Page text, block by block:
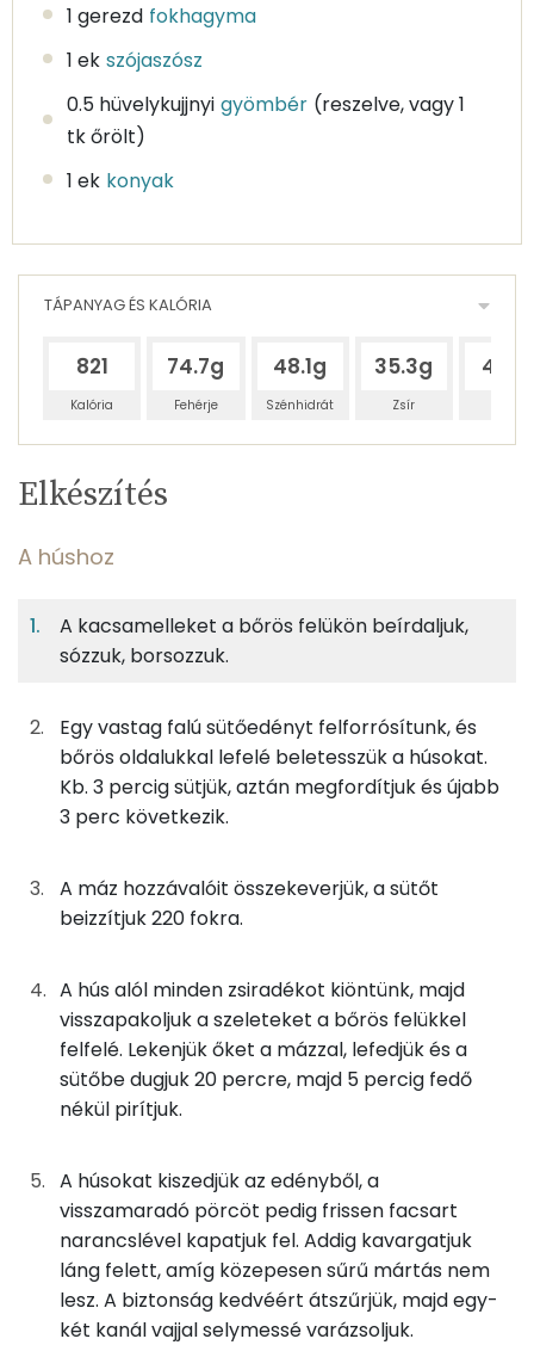
1 gerezd fokhagyma
1 ek szójaszósz
0.5 hüvelykujjnyi gyömbér (reszelve, vagy 1
tk őrölt)
1 ek konyak
TÁPANYAG ÉS KALÓRIA
821
Kalória
74.7g
Fehérje
48.1g
Szénhidrát
35.3g
Zsír
402g
Egy
adagban
13%
A húshoz
kacsamell
540 kcal
0g bors
0 kcal
0gsó
A mártáshoz
14g vaj 100 kcal
A mázhoz
2gfokhagyma
5gszójaszósz
3 kcal
3ggyömbér
2 kcal
TÁPANYAGTARTALOM
13%
9%
TOP ásványi anyagok
Foszfor
Nátrium
Magnézium
Szelén
TOP vitaminok
Kolin:
Niacin - B3 vitamin:
E vitamin:
Riboflavin - B2 vitamin:
Elkészítés
A húshoz
A kacsamelleket a bőrös felükön beírdaljuk,
sózzuk, borsozzuk.
Egy vastag falú sütőedényt felforrósítunk, és
bőrös oldalukkal lefelé beletesszük a húsokat.
Kb. 3 percig sütjük, aztán megfordítjuk és újabb
3 perc következik.
A máz hozzávalóit összekeverjük, a sütőt
beizzítjuk 220 fokra.
A hús alól minden zsiradékot kiöntünk, majd
visszapakoljuk a szeleteket a bőrös felükkel
felfelé. Lekenjük őket a mázzal, lefedjük és a
sütőbe dugjuk 20 percre, majd 5 percig fedő
nékül pirítjuk.
A húsokat kiszedjük az edényből, a
visszamaradó pörcöt pedig frissen facsart
narancslével kapatjuk fel. Addig kavargatjuk
láng felett, amíg közepesen sűrű mártás nem
lesz. A biztonság kedvéért átszűrjük, majd egy-
két kanál vajjal selymessé varázsoljuk.